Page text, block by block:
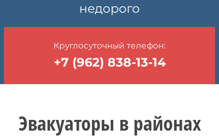
недорого
Круглосуточный телефон:
+7 (962) 838-13-14
Эвакуаторы в районах